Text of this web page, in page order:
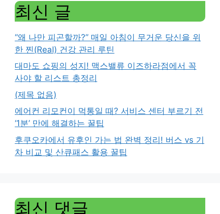
최신 글
“왜 나만 피곤할까?” 매일 아침이 무거운 당신을 위
한 찐(Real) 건강 관리 루틴
대마도 쇼핑의 성지! 맥스밸류 이즈하라점에서 꼭
사야 할 리스트 총정리
(제목 없음)
에어컨 리모컨이 먹통일 때? 서비스 센터 부르기 전
‘1분’ 만에 해결하는 꿀팁
후쿠오카에서 유후인 가는 법 완벽 정리! 버스 vs 기
차 비교 및 산큐패스 활용 꿀팁
최신 댓글